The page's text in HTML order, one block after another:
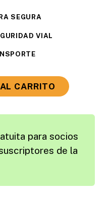
SEGURA
VIAL
CARRITO
para socios
de la